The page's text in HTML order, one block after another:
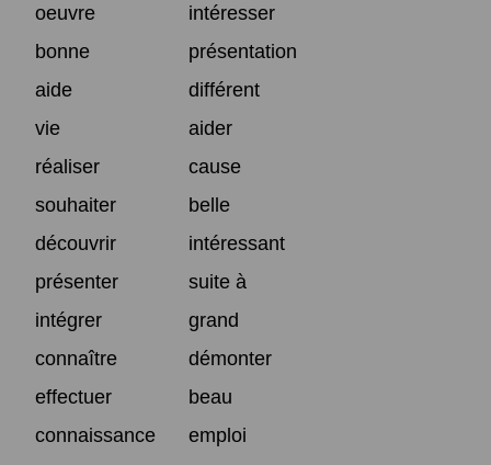
oeuvre
intéresser
bonne
présentation
aide
différent
vie
aider
réaliser
cause
souhaiter
belle
découvrir
intéressant
présenter
suite à
intégrer
grand
connaître
démonter
effectuer
beau
connaissance
emploi